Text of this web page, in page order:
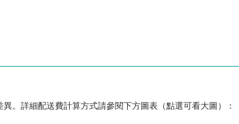
。詳細配送費計算方式請參閱下方圖表（點選可看大圖）：